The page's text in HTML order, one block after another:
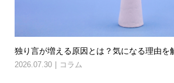
独り言が増える原因とは？気になる理由を
2026.07.30 コラム